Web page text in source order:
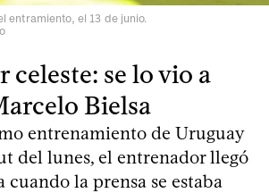
entramiento, el 13 de junio.
celeste: se lo vio a
Bielsa
entrenamiento de Uruguay
del lunes, el entrenador llegó
cuando la prensa se estaba